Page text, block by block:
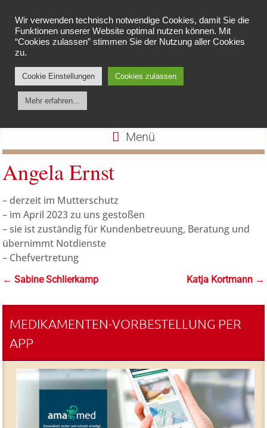
Apotheke am Spieker
Menü
Angela Ernst
– derzeit im Mutterschutz
– im April 2023 zu uns gestoßen
– sie ist zuständig für Kundenbetreuung, Beratung und
übernimmt Notdienste
– Chefvertretung
← Sabine Schlierkamp Katja Kortmann →
MEDIKAMENTEN-VORBESTELLUNG PER
APP
Wir verwenden technisch notwendige Cookies, damit Sie die
Funktionen unserer Website optimal nutzen können. Mit
“Cookies zulassen” stimmen Sie der Nutzung aller Cookies
zu.
Cookie Einstellungen Cookies zulassen
Mehr erfahren...